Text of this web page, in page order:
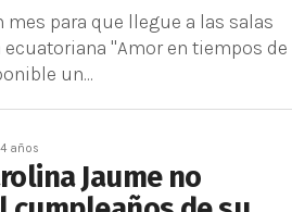
mes para que llegue a las salas
"Amor en tiempos de
un...
años
Jaume no